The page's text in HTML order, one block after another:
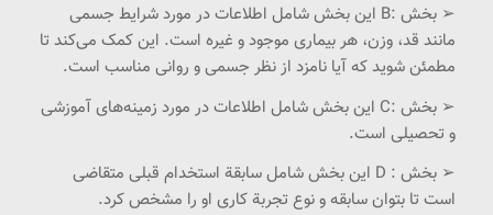
➢ بخش :B این بخش شامل اطلاعات در مورد شرایط جسمی
مانند قد، وزن، هر بیماری موجود و غیره است. این کمک می‌کند تا
مطمئن شوید که آیا نامزد از نظر جسمی و روانی مناسب است.
➢ بخش :C این بخش شامل اطلاعات در مورد زمینه‌های آموزشی
و تحصیلی است.
➢ بخش : D این بخش شامل سابقة استخدام قبلی متقاضی
است تا بتوان سابقه و نوع تجربة کاری او را مشخص کرد.